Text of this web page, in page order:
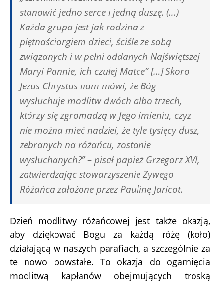
stanowić jedno serce i jedną duszę. (…)
Każda grupa jest jak rodzina z
piętnaściorgiem dzieci, ściśle ze sobą
związanych i w pełni oddanych Najświętszej
Maryi Pannie, ich czułej Matce” […] Skoro
Jezus Chrystus nam mówi, że Bóg
wysłuchuje modlitw dwóch albo trzech,
którzy się zgromadzą w Jego imieniu, czyż
nie można mieć nadziei, że tyle tysięcy dusz,
zebranych na różańcu, zostanie
wysłuchanych?” – pisał papież Grzegorz XVI,
zatwierdzając stowarzyszenie Żywego
Różańca założone przez Paulinę Jaricot.
Dzień modlitwy różańcowej jest także okazją,
aby dziękować Bogu za każdą różę (koło)
działającą w naszych parafiach, a szczególnie za
te nowo ­powstałe. To okazja do ogarnięcia
modlitwą kapłanów obejmujących troską